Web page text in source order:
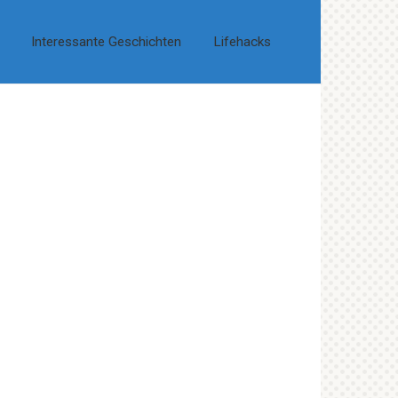
Interessante Geschichten Lifehacks